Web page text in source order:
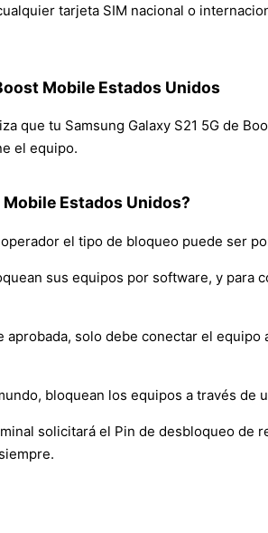
tarjeta SIM nacional o
Mobile Estados Unidos
que tu Samsung Galaxy S21 5G de
el equipo.
Mobile Estados Unidos?
el tipo de bloqueo puede ser
sus equipos por software, y para
solo debe conectar el
bloquean los equipos a través de
solicitará el Pin de desbloqueo de